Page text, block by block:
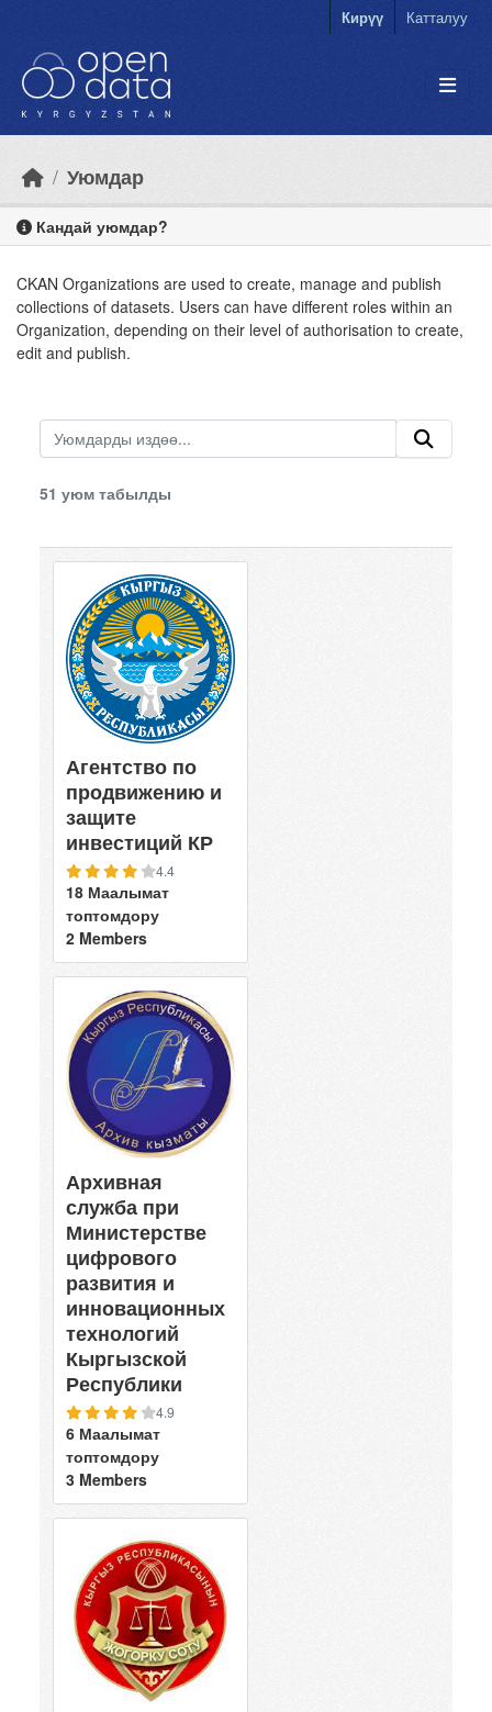
Кирүү Катталуу
Уюмдар
Кандай уюмдар?
CKAN Organizations are used to create, manage and publish
collections of datasets. Users can have different roles within an
Organization, depending on their level of authorisation to create,
edit and publish.
51 уюм табылды
Агентство по
продвижению и
защите
инвестиций КР
4.4
18 Маалымат
топтомдору
2 Members
Архивная
служба при
Министерстве
цифрового
развития и
инновационных
технологий
Кыргызской
Республики
4.9
6 Маалымат
топтомдору
3 Members